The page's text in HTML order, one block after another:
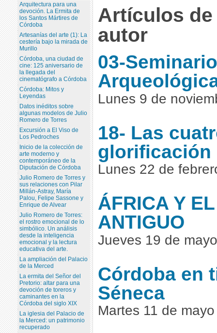
Artículos
autor
03-
Lunes 9 de
18- Las
glorificación
Lunes 22 de
ÁFRICA Y
ANTIGUO
Jueves 19 de
Córdoba en
Séneca
Martes 11 de
Arquitectura para una
devoción. La Ermita de
los Santos Mártires de
Córdoba
Artesanías del arte (1): La
cestería bajo la mirada de
Murillo
Córdoba, una ciudad de
cine: 125 aniversario de
la llegada del
cinematógrafo a Córdoba
Córdoba: Mitos y
Leyendas
Datos inéditos sobre
algunas modelos de Julio
Romero de Torres
Excursión a El Viso de
Los Pedroches
Inicio de la colección de
arte moderno y
contemporáneo de la
Diputación de Córdoba
Julio Romero de Torres y
sus relaciones con Pilar
Millán-Astray, María
Palou, Felipe Sassone y
Enrique de Alvear
Julio Romero de Torres:
el rostro emocional de lo
simbólico. Un análisis
desde la inteligencia
emocional y la lectura
educativa del arte.
La ampliación del Palacio
de la Merced
La ermita del Señor del
Pretorio: altar para una
devoción de toreros y
caminantes en la
Córdoba del siglo XIX
La iglesia del Palacio de
la Merced: un patrimonio
recuperado